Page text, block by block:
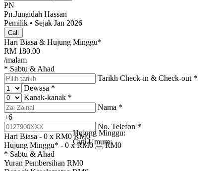
PN
Pn.Junaidah Hassan
Pemilik • Sejak Jan 2026
Call
Hari Biasa & Hujung Minggu*
RM 180.00
/malam
* Sabtu & Ahad
Tarikh Check-in & Check-out *
Dewasa *
Kanak-kanak *
Nama *
+6
No. Telefon *
Hari Biasa - 0 x RM0 RM0
Hujung Minggu* - 0 x RM0
Hujung Minggu:
Cuti Umum:RM0
* Sabtu & Ahad
Yuran Pembersihan RM0